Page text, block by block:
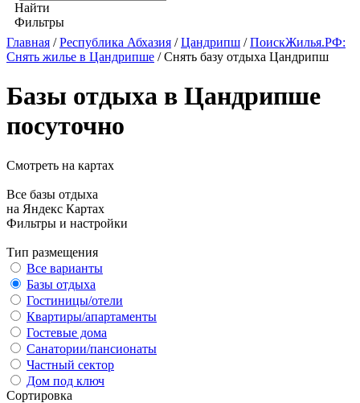
Найти
Фильтры
Главная /Республика Абхазия /Цандрипш /ПоискЖилья.РФ:
Снять жилье в Цандрипше / Снять базу отдыха Цандрипш
Базы отдыха в Цандрипше
посуточно
Смотреть на картах
Все базы отдыха
на Яндекс Картах
Фильтры и настройки
Тип размещения
Все варианты
Базы отдыха
Гостиницы/отели
Квартиры/апартаменты
Гостевые дома
Санатории/пансионаты
Частный сектор
Дом под ключ
Сортировка